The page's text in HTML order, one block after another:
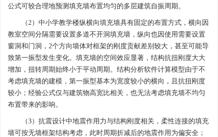
和重视的问题。
4. 结论与建议
通过研究，本文得到以下结论：
（1）中小学外廊式教学楼实际周期折减系数应在0.3～0.5之
间，低于规范规定的0.6～0.7。通过在设计反应谱上的取值可知，结
构分析软件计算结果可能存在得出偏于不安全的地震作用力的情
况。经验公式计算结果介于实测值和折减后的软件计算值之间，该
公式可较合理地预测填充墙布置均匀的多层建筑自振周期。
（2）中小学教学楼纵横向填充墙具有固定的布置方式，横向因
教室空间分隔需要设置多道不开洞填充墙，纵向也因使用需要设置